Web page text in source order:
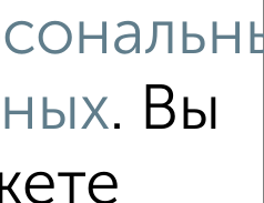
9/9 этаж . Вы